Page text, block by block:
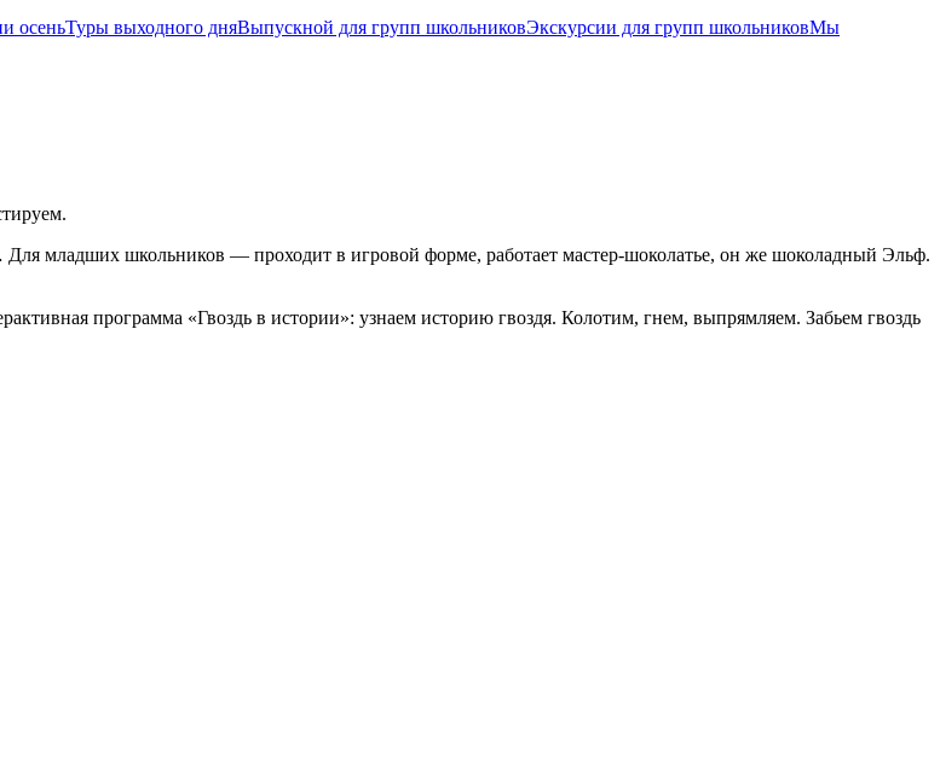
осеньТуры выходного дняВыпускной для групп школьниковЭкскурсии для групп школьниковМы
младших школьников — проходит в игровой форме, работает мастер-шоколатье, он же шоколадный Эльф.
программа «Гвоздь в истории»: узнаем историю гвоздя. Колотим, гнем, выпрямляем. Забьем гвоздь